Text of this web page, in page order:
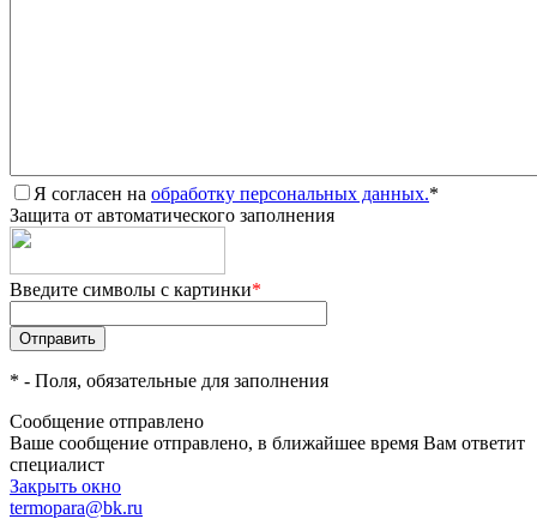
Я согласен на обработку персональных данных.*
Защита от автоматического заполнения
Введите символы с картинки*
* - Поля, обязательные для заполнения
Сообщение отправлено
Ваше сообщение отправлено, в ближайшее время Вам ответит
специалист
Закрыть окно
termopara@bk.ru